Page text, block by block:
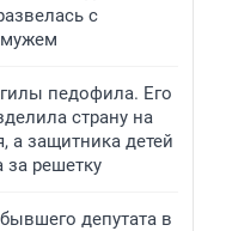
с
педофила. Его
страну на
а защитника детей
за решетку
депутата в